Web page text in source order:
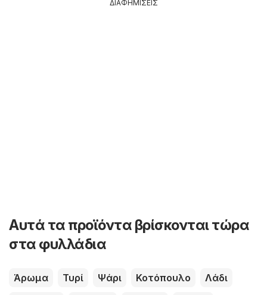
ΔΙΑΦΗΜΙΣΕΙΣ
Αυτά τα προϊόντα βρίσκονται τώρα
στα φυλλάδια
Άρωμα Τυρί Ψάρι Κοτόπουλο
Λάδι